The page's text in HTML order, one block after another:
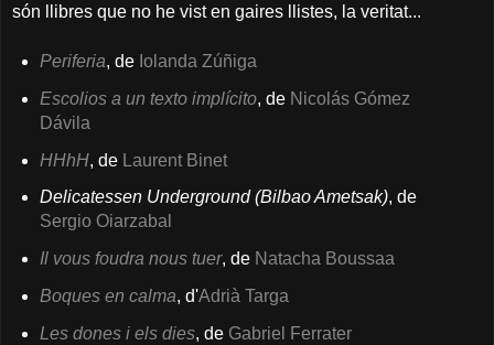
són llibres que no he vist en gaires llistes, la veritat...
Periferia, de Iolanda Zúñiga
Escolios a un texto implícito, de Nicolás Gómez
Dávila
HHhH, de Laurent Binet
Delicatessen Underground (Bilbao Ametsak), de
Sergio Oiarzabal
Il vous foudra nous tuer, de Natacha Boussaa
Boques en calma, d'Adrià Targa
Les dones i els dies, de Gabriel Ferrater